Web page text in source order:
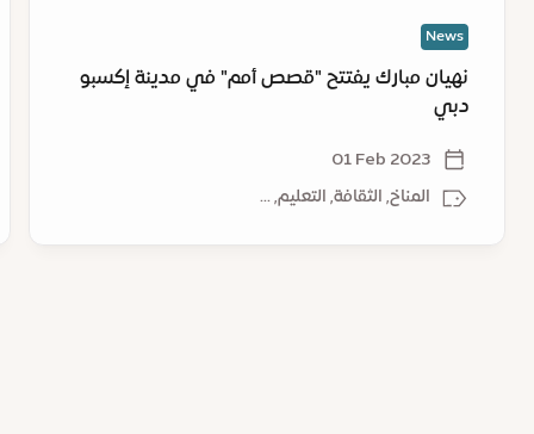
News
نهيان مبارك يفتتح "قصص أمم" في مدينة إكسبو
دبي
01 Feb 2023
المناخ, الثقافة, التعليم, ...